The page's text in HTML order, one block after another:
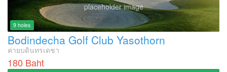
placeholder image
9 holes
Bodindecha Golf Club Yasothorn
ค่ายบดินทรเดชา
180 Baht